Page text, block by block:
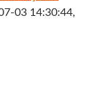
03 14:30:44,